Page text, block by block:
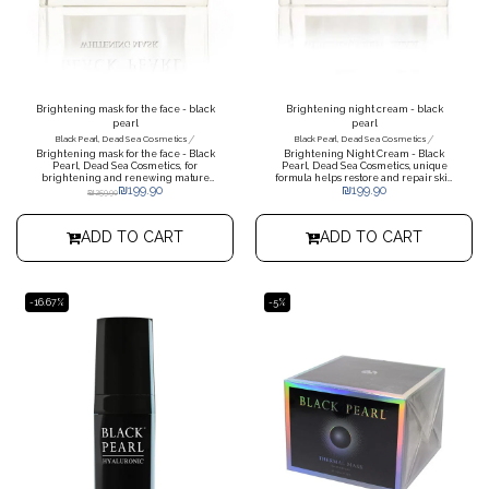
Brightening mask for the face - black
pearl
Black Pearl, Dead Sea Cosmetics /
Brightening mask for the face - Black
Pearl, Dead Sea Cosmetics, for
brightening and renewing mature
skin, a unique formula that performs a
of freshness on the skin of the face.
pores.
₪259.90₪199.90
ADD TO CART
Brightening night cream - black
pearl
Black Pearl, Dead Sea Cosmetics /
Brightening Night Cream - Black
Pearl, Dead Sea Cosmetics, unique
formula helps restore and repair skin
blemishes. Encourages and improves
metabolism. Balances, restores and
regeneration and prevents the
₪199.90
ADD TO CART
-16.67% -5%